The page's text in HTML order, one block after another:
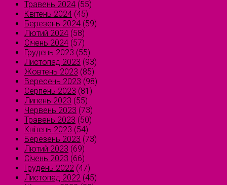
Травень 2024 (55)
Квітень 2024 (45)
Березень 2024 (59)
Лютий 2024 (58)
Січень 2024 (57)
Грудень 2023 (55)
Листопад 2023 (93)
Жовтень 2023 (85)
Вересень 2023 (98)
Серпень 2023 (81)
Липень 2023 (55)
Червень 2023 (73)
Травень 2023 (50)
Квітень 2023 (54)
Березень 2023 (73)
Лютий 2023 (69)
Січень 2023 (66)
Грудень 2022 (47)
Листопад 2022 (45)